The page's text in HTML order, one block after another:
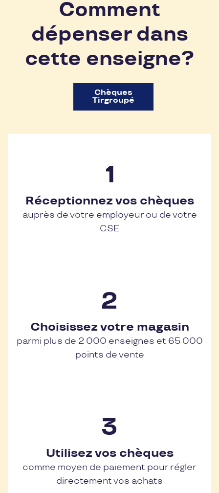
Comment
dépenser dans
cette enseigne?
Chèques
Tirgroupé
Réceptionnez vos chèques
auprès de votre employeur ou de votre
CSE
Choisissez votre magasin
parmi plus de 2 000 enseignes et 65 000
points de vente
Utilisez vos chèques
comme moyen de paiement pour régler
directement vos achats